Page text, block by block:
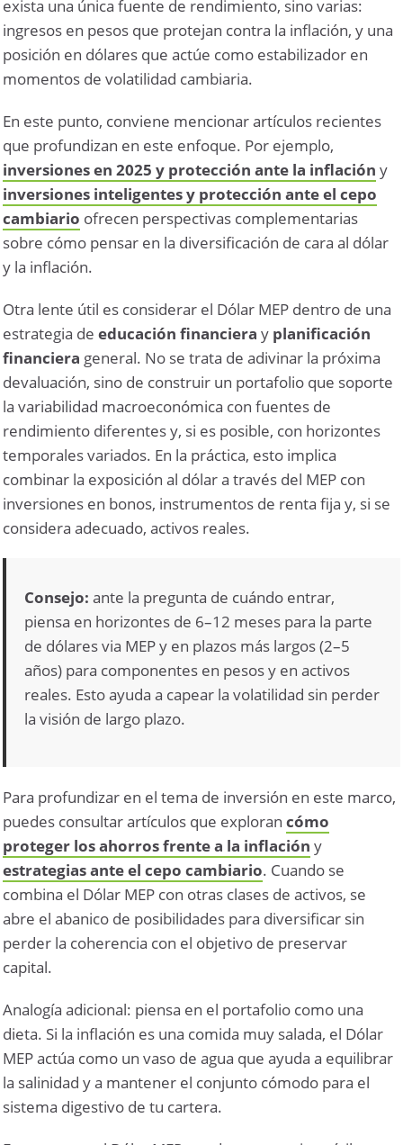
exista una única fuente de rendimiento, sino varias:
ingresos en pesos que protejan contra la inflación, y una
posición en dólares que actúe como estabilizador en
momentos de volatilidad cambiaria.
En este punto, conviene mencionar artículos recientes
que profundizan en este enfoque. Por ejemplo,
inversiones en 2025 y protección ante la inflación y
inversiones inteligentes y protección ante el cepo
cambiario ofrecen perspectivas complementarias
sobre cómo pensar en la diversificación de cara al dólar
y la inflación.
Otra lente útil es considerar el Dólar MEP dentro de una
estrategia deeducación financiera y planificación
financiera general. No se trata de adivinar la próxima
devaluación, sino de construir un portafolio que soporte
la variabilidad macroeconómica con fuentes de
rendimiento diferentes y, si es posible, con horizontes
temporales variados. En la práctica, esto implica
combinar la exposición al dólar a través del MEP con
inversiones en bonos, instrumentos de renta fija y, si se
considera adecuado, activos reales.
Consejo: ante la pregunta de cuándo entrar,
piensa en horizontes de 6–12 meses para la parte
de dólares via MEP y en plazos más largos (2–5
años) para componentes en pesos y en activos
reales. Esto ayuda a capear la volatilidad sin perder
la visión de largo plazo.
Para profundizar en el tema de inversión en este marco,
puedes consultar artículos que explorancómo
proteger los ahorros frente a la inflación y
estrategias ante el cepo cambiario. Cuando se
combina el Dólar MEP con otras clases de activos, se
abre el abanico de posibilidades para diversificar sin
perder la coherencia con el objetivo de preservar
capital.
Analogía adicional: piensa en el portafolio como una
dieta. Si la inflación es una comida muy salada, el Dólar
MEP actúa como un vaso de agua que ayuda a equilibrar
la salinidad y a mantener el conjunto cómodo para el
sistema digestivo de tu cartera.